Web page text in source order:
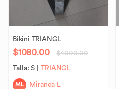
Bikini TRIANGL
$1080.00 $4000.00
Talla:S TRIANGL
ML Miranda L